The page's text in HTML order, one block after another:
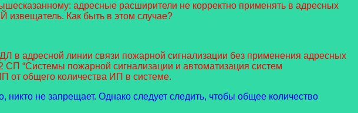
адресные расширители не корректно применять в адресных
Как быть в этом случае?
в адресной линии связи пожарной сигнализации без применения адресных
“Системы пожарной сигнализации и автоматизация систем
от общего количества ИП в системе.
не запрещает. Однако следует следить, чтобы общее количество